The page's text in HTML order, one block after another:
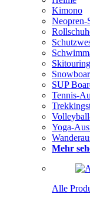
Kimono
Neopren-
SUP
Tennis-
Yoga-
Mehr
Alle